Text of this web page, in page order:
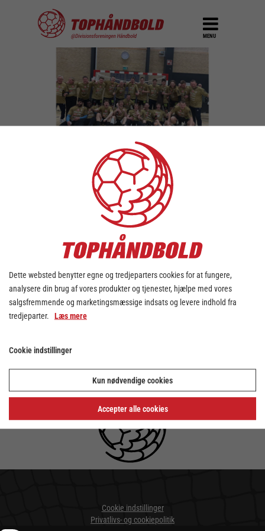
MENU
Skive fH rykker op i
Bambuni Herreligaen
De har været der før. Og nu står de her igen
– oprykningen til Bambuni Herreligaen er en
igen kalde sig et ligahold.
Som en af Danmarks største
håndboldklubber har ambitionerne længe
været tårnhøje, og nu er den helt store
Tillykke til Skive fH – alle i og omkring
truppen.
Cookie indstillinger
Privatlivs- og cookiepolitik
Dette websted benytter egne og tredjeparters cookies for at fungere,
analysere din brug af vores produkter og tjenester, hjælpe med vores
salgsfremmende og marketingsmæssige indsats og levere indhold fra
tredjeparter. Læs mere
Cookie indstillinger
Kun nødvendige cookies
Accepter alle cookies